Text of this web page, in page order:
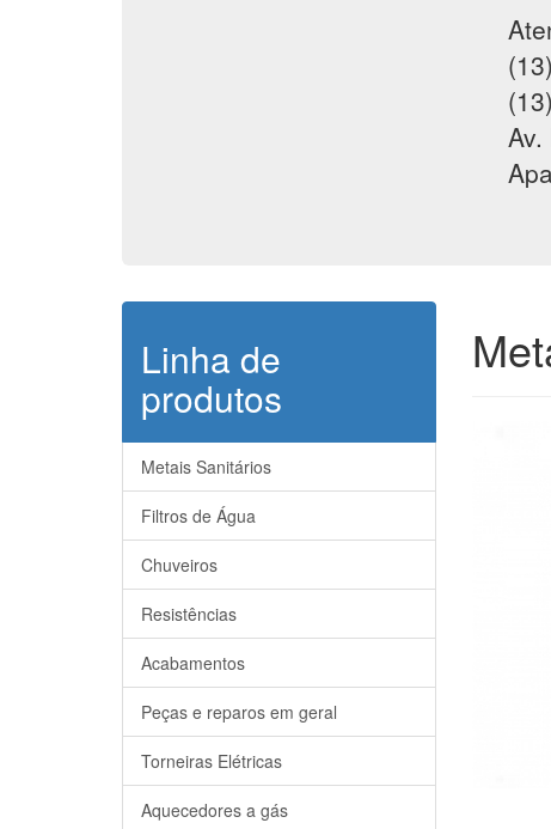
Av.
Linha de
produtos
Metais Sanitários
Filtros de Água
Chuveiros
Resistências
Acabamentos
Peças e reparos em geral
Torneiras Elétricas
Aquecedores a gás